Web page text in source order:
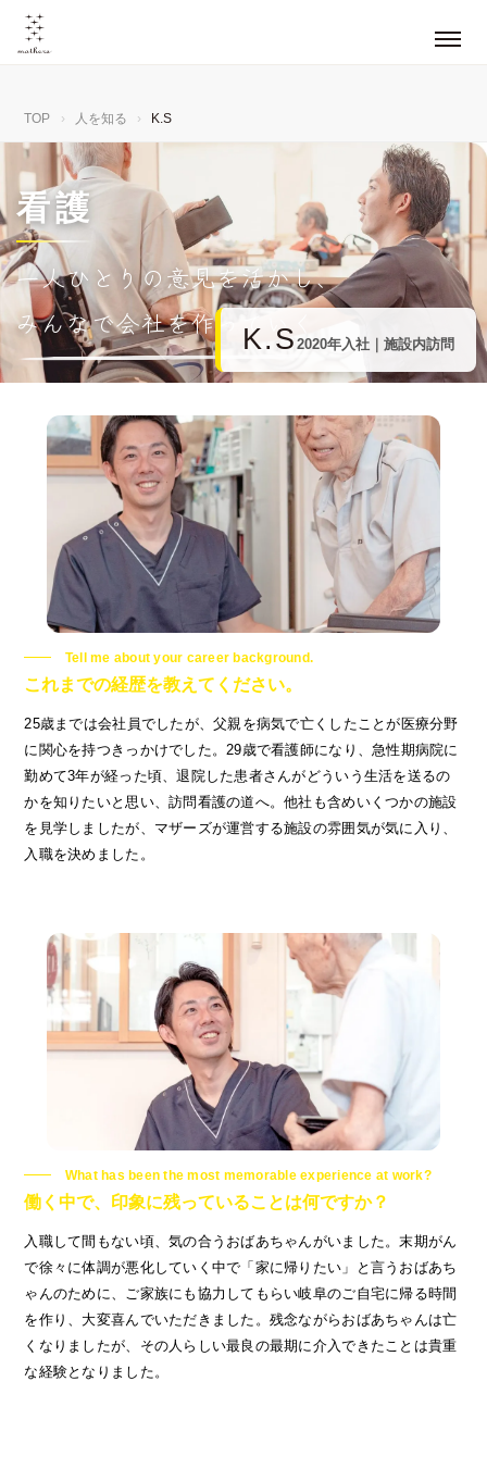
TOP › 人を知る › K.S
看護
一人ひ と りの 意見を活かし、
みんなで会社を作っ て いく
K.S 2020年入社｜施設内訪問
Tell me about your career background.
これまでの経歴を教えてください。
25歳までは会社員でしたが、父親を病気で亡くしたことが医療分野
に関心を持つきっかけでした。29歳で看護師になり、急性期病院に
勤めて3年が経った頃、退院した患者さんがどういう生活を送るの
かを知りたいと思い、訪問看護の道へ。他社も含めいくつかの施設
を見学しましたが、マザーズが運営する施設の雰囲気が気に入り、
入職を決めました。
What has been the most memorable experience at work?
働く中で、印象に残っていることは何ですか？
入職して間もない頃、気の合うおばあちゃんがいました。末期がん
で徐々に体調が悪化していく中で「家に帰りたい」と言うおばあち
ゃんのために、ご家族にも協力してもらい岐阜のご自宅に帰る時間
を作り、大変喜んでいただきました。残念ながらおばあちゃんは亡
くなりましたが、その人らしい最良の最期に介入できたことは貴重
な経験となりました。